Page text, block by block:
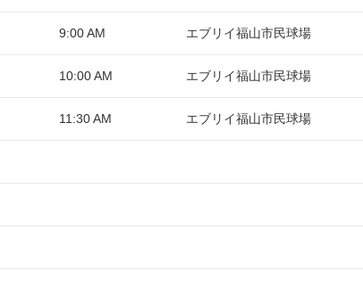
9:00 AM エブリイ福山市民球場
10:00 AM エブリイ福山市民球場
11:30 AM エブリイ福山市民球場